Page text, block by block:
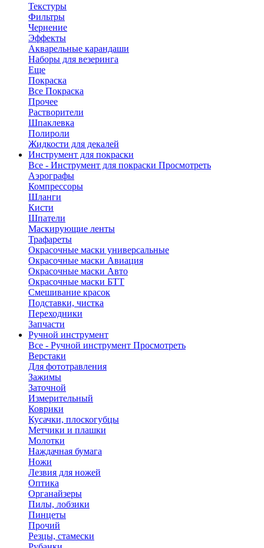
Текстуры
Фильтры
Чернение
Эффекты
Акварельные карандаши
Наборы для везеринга
Еще
Покраска
Все Покраска
Прочее
Растворители
Шпаклевка
Полироли
Жидкости для декалей
Инструмент для покраски
Все - Инструмент для покраски Просмотреть
Аэрографы
Компрессоры
Шланги
Кисти
Шпатели
Маскирующие ленты
Трафареты
Окрасочные маски универсальные
Окрасочные маски Авиация
Окрасочные маски Авто
Окрасочные маски БТТ
Смешивание красок
Подставки, чистка
Переходники
Запчасти
Ручной инструмент
Все - Ручной инструмент Просмотреть
Верстаки
Для фототравления
Зажимы
Заточной
Измерительный
Коврики
Кусачки, плоскогубцы
Метчики и плашки
Молотки
Наждачная бумага
Ножи
Лезвия для ножей
Оптика
Органайзеры
Пилы, лобзики
Пинцеты
Прочий
Резцы, стамески